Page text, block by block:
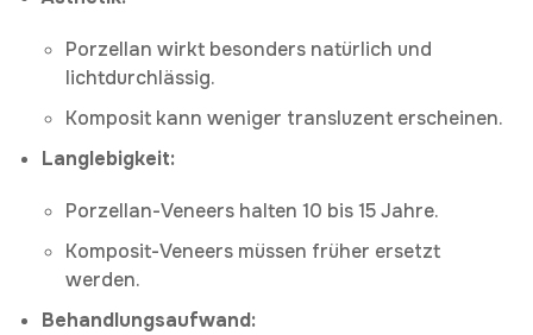
Porzellan wirkt besonders natürlich und
lichtdurchlässig.
Komposit kann weniger transluzent erscheinen.
Langlebigkeit:
Porzellan-Veneers halten 10 bis 15 Jahre.
Komposit-Veneers müssen früher ersetzt
werden.
Behandlungsaufwand: